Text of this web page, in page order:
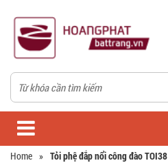
Home » Tỏi phệ đắp nổi công đào TOI38